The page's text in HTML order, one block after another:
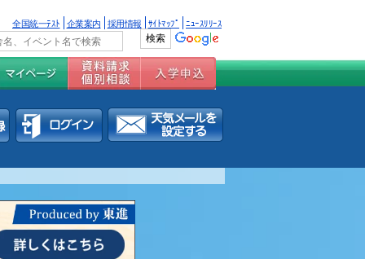
全国統一ﾃｽﾄ 企業案内 採用情報 ｻｲﾄﾏｯﾌﾟ ﾆｭｰｽﾘﾘｰｽ